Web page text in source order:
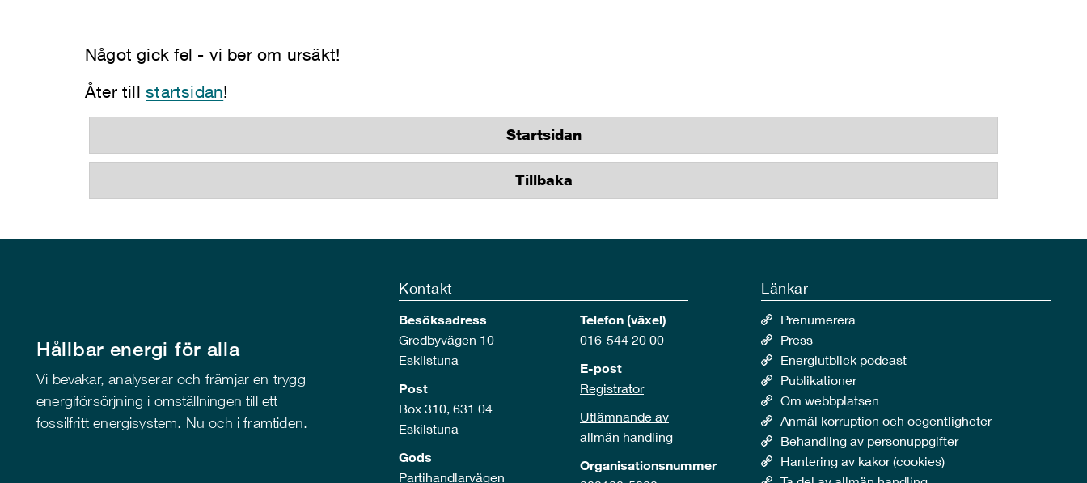
Något gick fel - vi ber om ursäkt!
Åter tillstartsidan!
Startsidan
Tillbaka
Hållbar energi för alla
Vi bevakar, analyserar och främjar en trygg
energiförsörjning i omställningen till ett
fossilfritt energisystem. Nu och i framtiden.
Kontakt
Besöksadress
Gredbyvägen 10
Eskilstuna
Post
Box 310, 631 04
Eskilstuna
Gods
Partihandlarvägen
Telefon (växel)
016-544 20 00
E-post
Registrator
Utlämnande av
allmän handling
Organisationsnummer
Länkar
Prenumerera
Press
Energiutblick podcast
Publikationer
Om webbplatsen
Anmäl korruption och oegentligheter
Behandling av personuppgifter
Hantering av kakor (cookies)